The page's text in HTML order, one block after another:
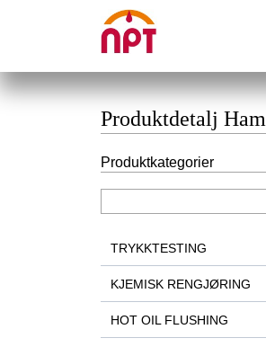
Produktdetalj
Produktkategorier
TRYKKTESTING
KJEMISK RENGJØRING
HOT OIL FLUSHING